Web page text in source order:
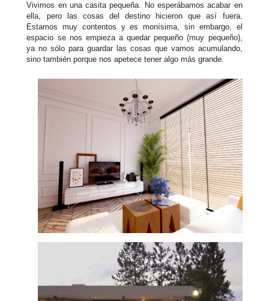
Vivimos en una casita pequeña. No esperábamos acabar en
ella, pero las cosas del destino hicieron que así fuera.
Estamos muy contentos y es monísima, sin embargo, el
espacio se nos empieza a quedar pequeño (muy pequeño),
ya no sólo para guardar las cosas que vamos acumulando,
sino también porque nos apetece tener algo más grande.